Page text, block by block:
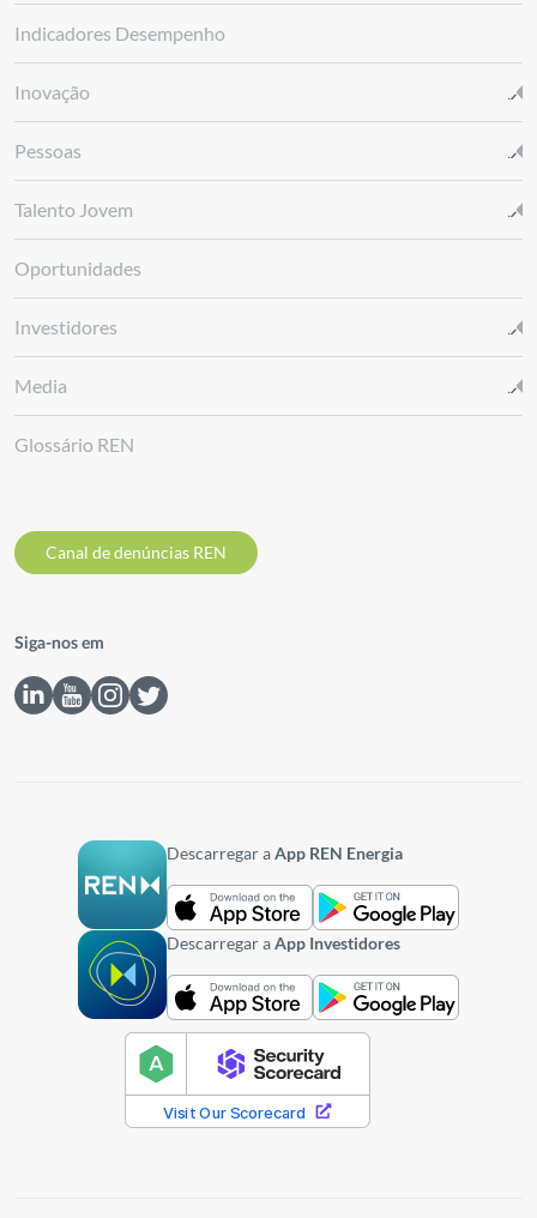
Indicadores Desempenho
Inovação
Pessoas
Talento Jovem
Oportunidades
Investidores
Media
Glossário REN
Canal de denúncias REN
Siga-nos em
Descarregar aApp REN Energia
Descarregar aApp Investidores